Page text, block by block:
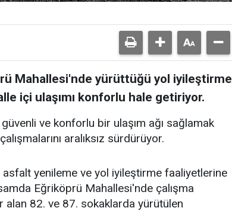
Mahallesi'nde yürüttüğü yol iyileştirme
içi ulaşımı konforlu hale getiriyor.
ve konforlu bir ulaşım ağı sağlamak
aralıksız sürdürüyor.
yenileme ve yol iyileştirme faaliyetlerine
Eğriköprü Mahallesi'nde çalışma
alan 82. ve 87. sokaklarda yürütülen